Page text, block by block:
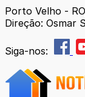
Porto Velho -
Direção: Osmar
Siga-nos: